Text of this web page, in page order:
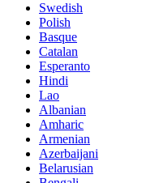
Swedish
Polish
Basque
Catalan
Esperanto
Hindi
Lao
Albanian
Amharic
Armenian
Azerbaijani
Belarusian